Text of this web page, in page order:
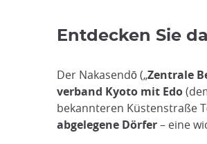
Entdecken Sie
Der Nakasendō („Zentrale
verband Kyoto mit Edo
bekannteren Küstenstraße
abgelegene Dörfer– eine